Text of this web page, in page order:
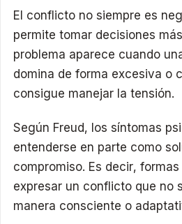
El conflicto no siempre es
permite tomar decisiones
problema aparece cuando
domina de forma excesiva o
consigue manejar la tensión.
Según Freud, los síntomas
entenderse en parte como
compromiso. Es decir,
expresar un conflicto que no
manera consciente o